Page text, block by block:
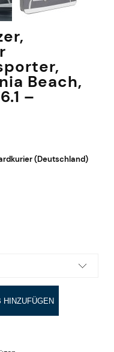
Beach,
–
(Deutschland)
HINZUFÜGEN